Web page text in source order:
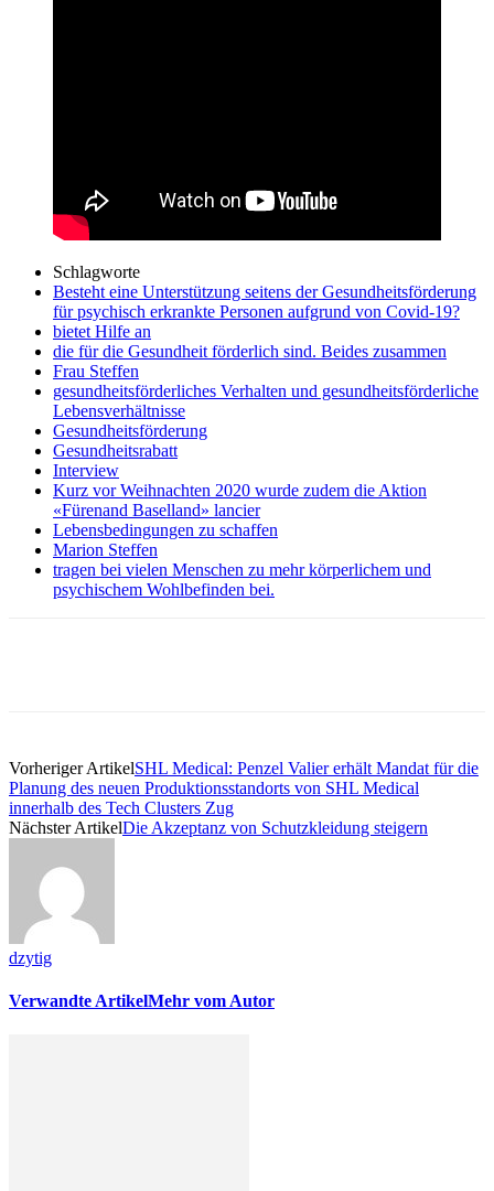
Schlagworte
Besteht eine Unterstützung seitens der Gesundheitsförderung
für psychisch erkrankte Personen aufgrund von Covid-19?
bietet Hilfe an
die für die Gesundheit förderlich sind. Beides zusammen
Frau Steffen
gesundheitsförderliches Verhalten und gesundheitsförderliche
Lebensverhältnisse
Gesundheitsförderung
Gesundheitsrabatt
Interview
Kurz vor Weihnachten 2020 wurde zudem die Aktion
«Fürenand Baselland» lancier
Lebensbedingungen zu schaffen
Marion Steffen
tragen bei vielen Menschen zu mehr körperlichem und
psychischem Wohlbefinden bei.
Vorheriger ArtikelSHL Medical: Penzel Valier erhält Mandat für die
Planung des neuen Produktionsstandorts von SHL Medical
innerhalb des Tech Clusters Zug
Nächster ArtikelDie Akzeptanz von Schutzkleidung steigern
dzytig
Verwandte ArtikelMehr vom Autor